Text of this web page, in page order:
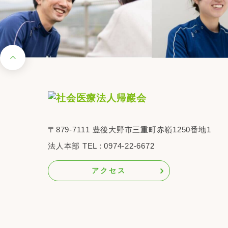
〒879-7111 豊後大野市三重町赤嶺1250番地1
法人本部 TEL : 0974-22-6672
アクセス